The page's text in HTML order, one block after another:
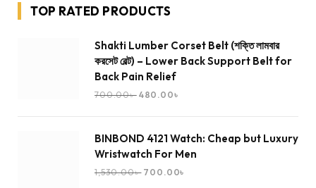
TOP RATED PRODUCTS
Shakti Lumber Corset Belt (শক্তি লামবার
করসেট বেল্ট) – Lower Back Support Belt for
Back Pain Relief
700.00৳ 480.00৳
BINBOND 4121 Watch: Cheap but Luxury
Wristwatch For Men
1,530.00৳ 700.00৳